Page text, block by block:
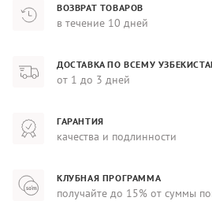
ВОЗВРАТ ТОВАРОВ
в течение 10 дней
ДОСТАВКА ПО ВСЕМУ
от 1 до 3 дней
ГАРАНТИЯ
качества и подлинности
КЛУБНАЯ ПРОГРАММА
получайте до 15% от суммы